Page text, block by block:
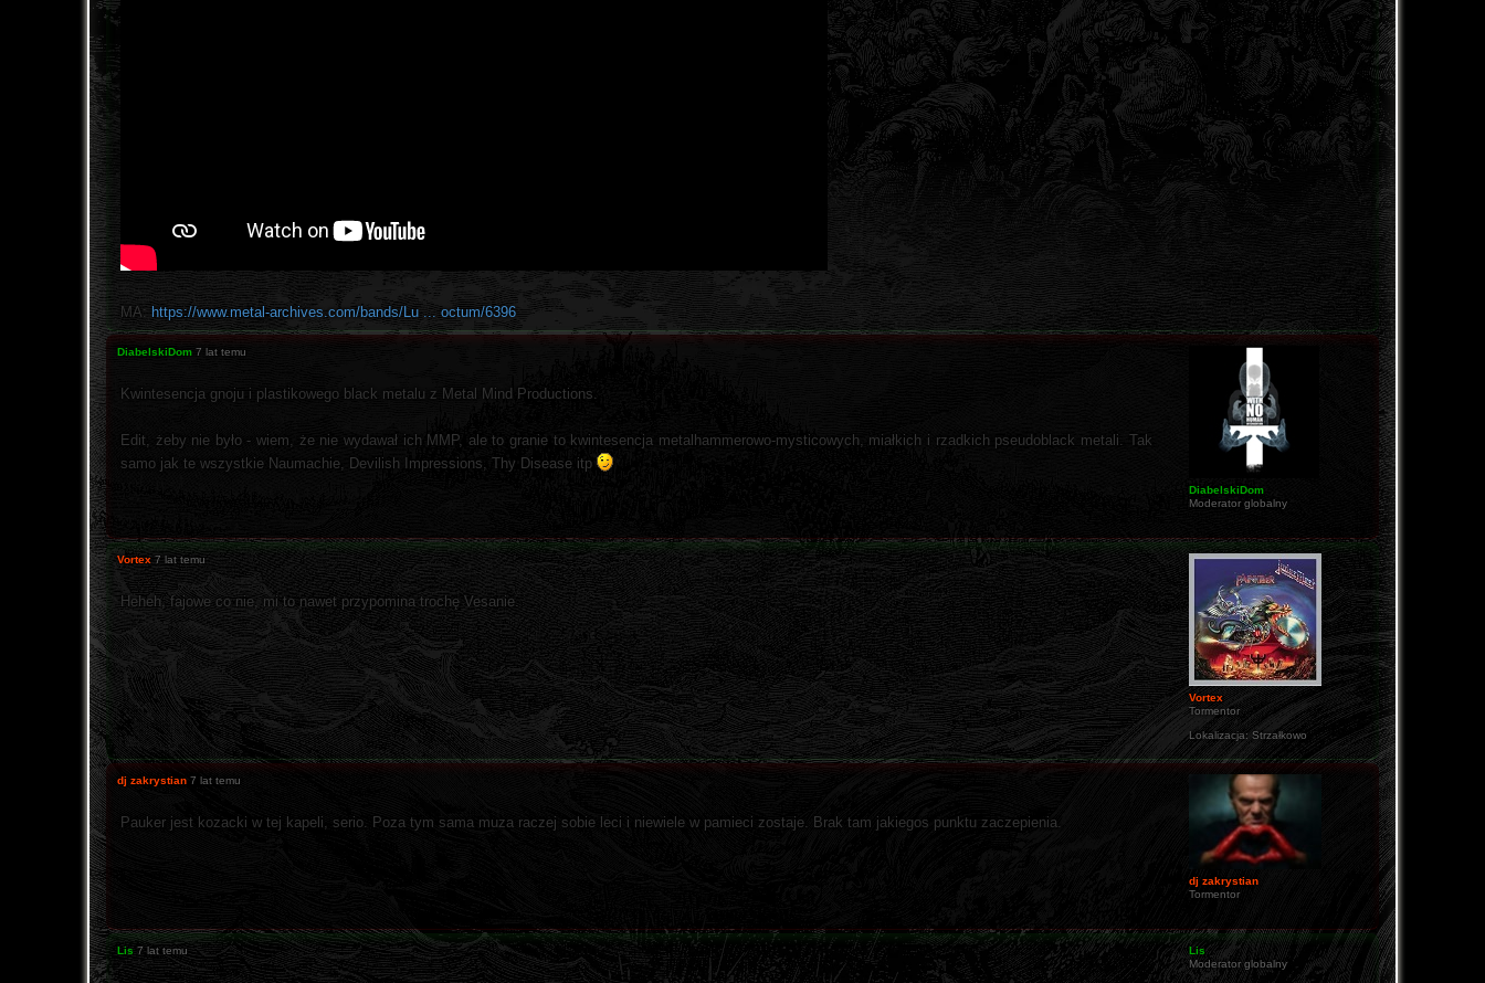
MA: https://www.metal-archives.com/bands/Lu ... octum/6396
DiabelskiDom
Moderator globalny
DiabelskiDom 7 lat temu
Kwintesencja gnoju i plastikowego black metalu z Metal Mind Productions.
Edit, żeby nie było - wiem, że nie wydawał ich MMP, ale to granie to kwintesencja metalhammerowo-mysticowych, miałkich i rzadkich pseudoblack metali. Tak
samo jak te wszystkie Naumachie, Devilish Impressions, Thy Disease itp
Vortex
Tormentor
Lokalizacja: Strzałkowo
Vortex 7 lat temu
Heheh, fajowe co nie, mi to nawet przypomina trochę Vesanie.
dj zakrystian
Tormentor
dj zakrystian 7 lat temu
Pauker jest kozacki w tej kapeli, serio. Poza tym sama muza raczej sobie leci i niewiele w pamieci zostaje. Brak tam jakiegos punktu zaczepienia.
Lis
Moderator globalny
Lis 7 lat temu